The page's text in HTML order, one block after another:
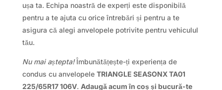
ușa ta. Echipa noastră de experți este disponibilă
pentru a te ajuta cu orice întrebări și pentru a te
asigura că alegi anvelopele potrivite pentru vehiculul
tău.
Nu mai aștepta!Îmbunătățește-ți experiența de
condus cu anvelopele TRIANGLE SEASONX TA01
225/65R17 106V. Adaugă acum în coș și bucură-te